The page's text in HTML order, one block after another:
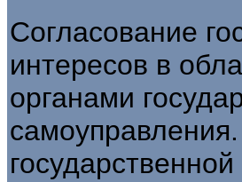
Согласование
интересов в
органами